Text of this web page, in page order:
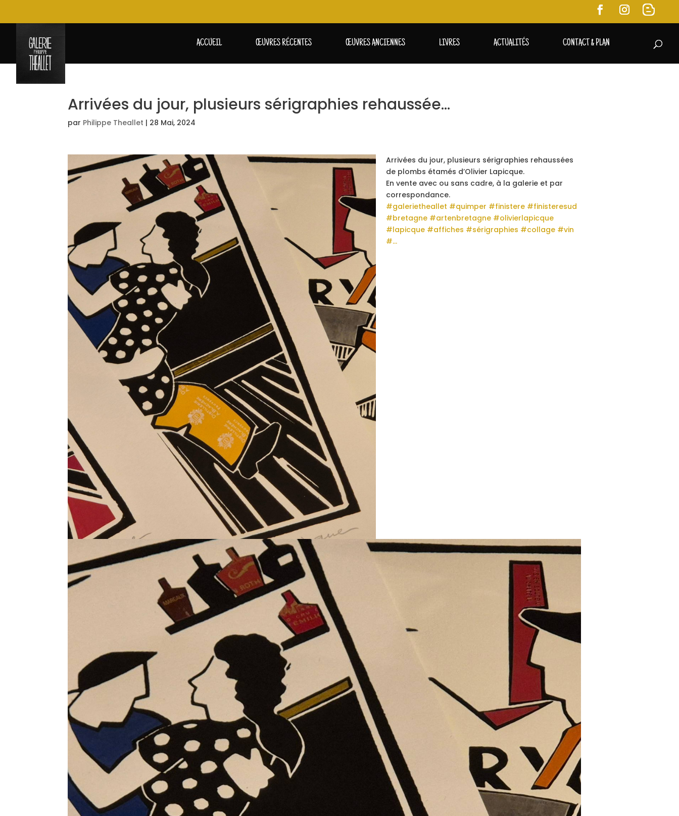
ACCUEIL ŒUVRES RÉCENTES ŒUVRES ANCIENNES LIVRES ACTUALITÉS CONTACT & PLAN
Arrivées du jour, plusieurs sérigraphies rehaussée…
par Philippe Theallet | 28 Mai, 2024
Arrivées du jour, plusieurs sérigraphies rehaussées
de plombs étamés d’Olivier Lapicque.
En vente avec ou sans cadre, à la galerie et par
correspondance.
#galerietheallet #quimper #finistere #finisteresud
#bretagne #artenbretagne #olivierlapicque
#lapicque #affiches #sérigraphies #collage #vin
#…